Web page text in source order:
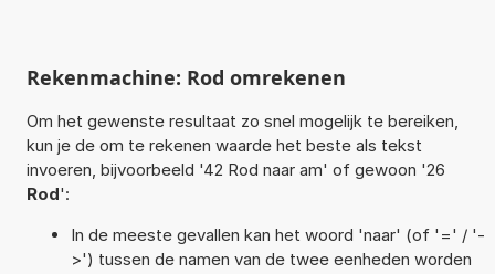
Rekenmachine: Rod omrekenen
Om het gewenste resultaat zo snel mogelijk te bereiken,
kun je de om te rekenen waarde het beste als tekst
invoeren, bijvoorbeeld '42 Rod naar am' of gewoon '26
Rod':
In de meeste gevallen kan het woord 'naar' (of '=' / '-
>') tussen de namen van de twee eenheden worden